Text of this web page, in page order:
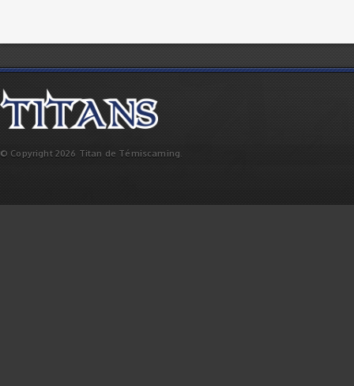
© Copyright 2026 Titan de Témiscaming.